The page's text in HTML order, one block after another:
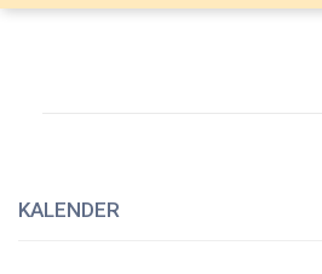
KALENDER